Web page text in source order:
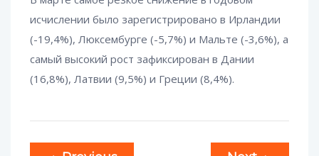
исчислении было зарегистрировано в Ирландии
(-19,4%), Люксембурге (-5,7%) и Мальте (-3,6%), а
самый высокий рост зафиксирован в Дании
(16,8%), Латвии (9,5%) и Греции (8,4%).